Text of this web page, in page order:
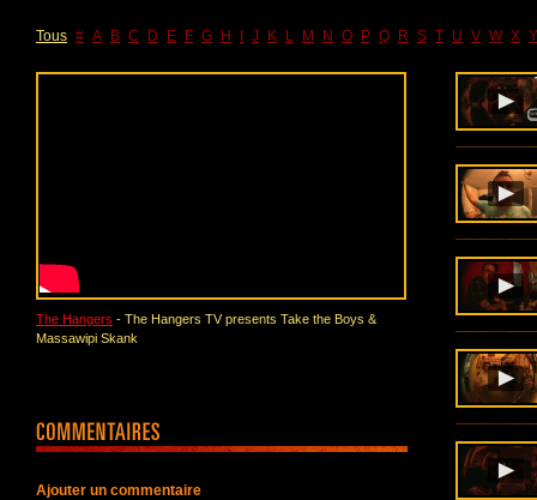
Tous # A B C D E F G H J K L M N O P Q R S T U V W X Y
The Hangers - The Hangers TV presents Take the Boys &
Massawipi Skank
Ajouter un commentaire